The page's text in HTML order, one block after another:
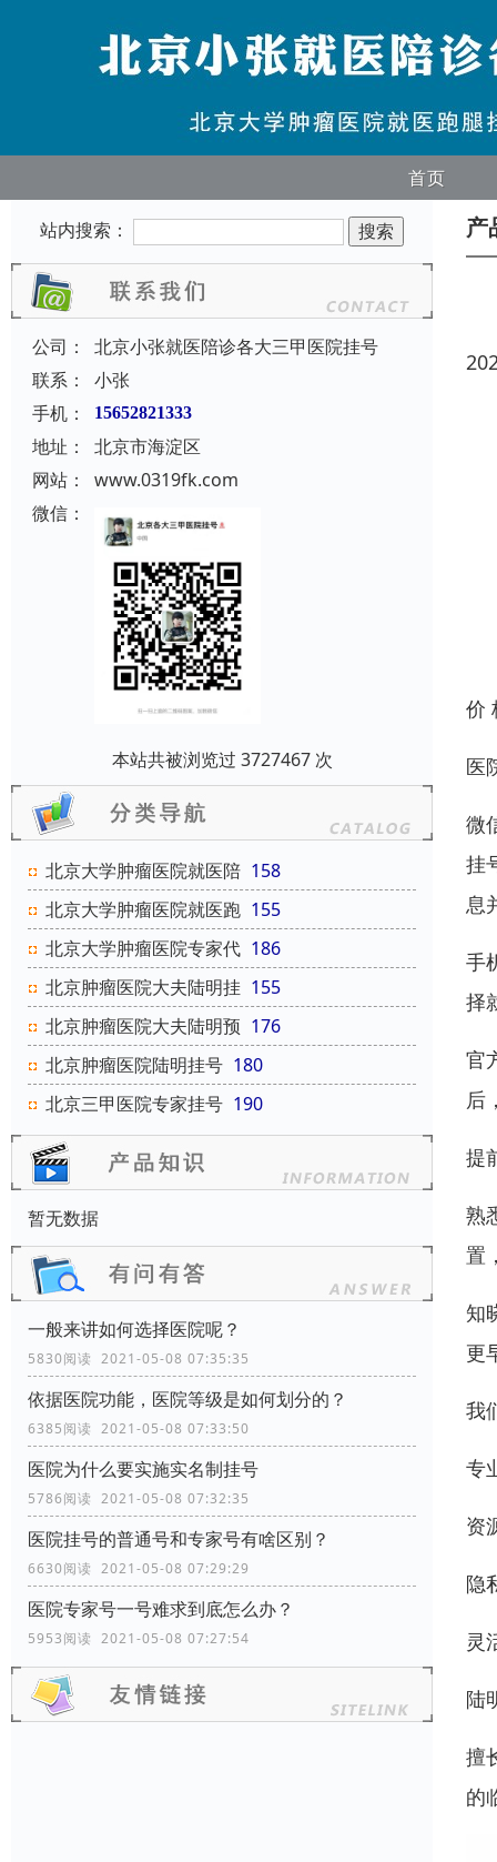
首页
站内搜索：
公司：
北京小张就医陪诊各大三甲医院挂号
联系：
小张
手机：
15652821333
地址：
北京市海淀区
网站：
www.0319fk.com
微信：
本站共被浏览过 3727467 次
北京大学肿瘤医院就医陪 158
北京大学肿瘤医院就医跑 155
北京大学肿瘤医院专家代 186
北京肿瘤医院大夫陆明挂 155
北京肿瘤医院大夫陆明预 176
北京肿瘤医院陆明挂号 180
北京三甲医院专家挂号 190
暂无数据
一般来讲如何选择医院呢？
5830阅读 2021-05-08 07:35:35
依据医院功能，医院等级是如何划分的？
6385阅读 2021-05-08 07:33:50
医院为什么要实施实名制挂号
5786阅读 2021-05-08 07:32:35
医院挂号的普通号和专家号有啥区别？
6630阅读 2021-05-08 07:29:29
医院专家号一号难求到底怎么办？
5953阅读 2021-05-08 07:27:54
产
价
医
微
挂
息
手
择
官
后
提
熟
置
知
更
我
专
资
隐
灵
陆
擅
的